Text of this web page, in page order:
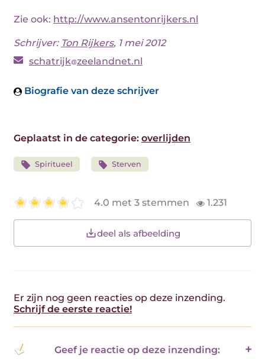
Zie ook: http://www.ansentonrijkers.nl
Schrijver: Ton Rijkers, 1 mei 2012
schatrijk zeelandnet.nl
Biografie van deze schrijver
Geplaatst in de categorie: overlijden
Spiritueel Sterven
4.0 met 3 stemmen 1.231
deel als afbeelding
Er zijn nog geen reacties op deze inzending.
Schrijf de eerste reactie!
Geef je reactie op deze inzending: